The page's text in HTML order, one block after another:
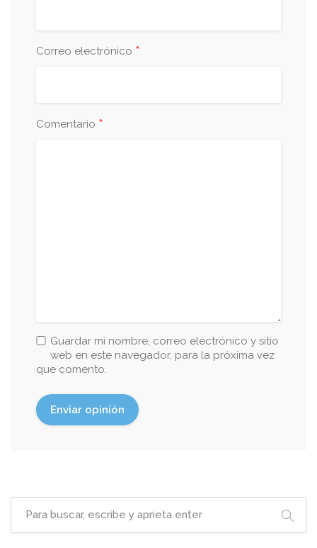
Correo electrónico *
Comentario *
Guardar mi nombre, correo electrónico y sitio
web en este navegador, para la próxima vez
que comento.